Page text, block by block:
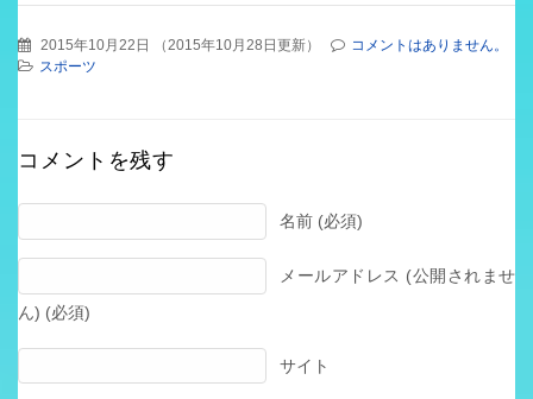
2015年10月22日 （2015年10月28日更新）
コメントはありません。
スポーツ
コメントを残す
名前 (必須)
メールアドレス (公開されませ
ん) (必須)
サイト